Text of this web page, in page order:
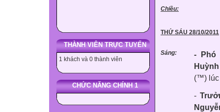
THÀNH VIÊN TRỰC TUYẾN
1 khách và 0 thành viên
CHỨC NĂNG CHÍNH 1
Chiều:
THỨ SÁU 28/10/2011
Sáng:
- Phó
(™) lúc
-